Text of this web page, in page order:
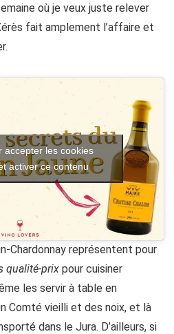
où je veux juste relever
fait amplement l’affaire et
accepter les cookies
activer ce contenu
Chardonnay représentent pour
qualité-prix pour cuisiner
les servir à table en
Comté vieilli et des noix, et là
dans le Jura. D’ailleurs, si